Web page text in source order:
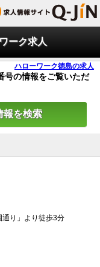
ーク求人
ハローワーク徳島の求人
号の情報をご覧いただ
報を検索
り」より徒歩3分